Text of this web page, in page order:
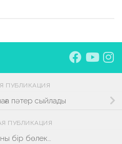
ПУБЛИКАЦИЯ
пәтер сыйлады
ПУБЛИКАЦИЯ
бір бөлек…